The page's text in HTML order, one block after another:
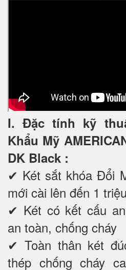
I. Đặc tính kỹ
Khẩu Mỹ
DK Black :
✔ Két sắt khóa Đổi
mới cài lên đến 1
✔ Két có kết cấu
an toàn, chống cháy
✔ Toàn thân két
thép chống cháy